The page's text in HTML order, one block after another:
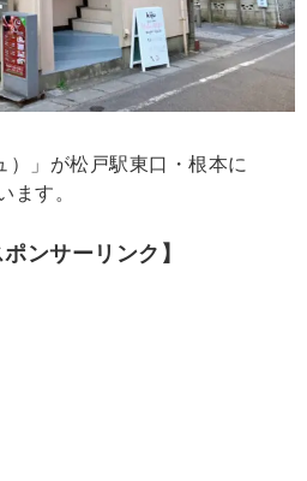
」が松戸駅東口・根本に
ます。
ポンサーリンク】